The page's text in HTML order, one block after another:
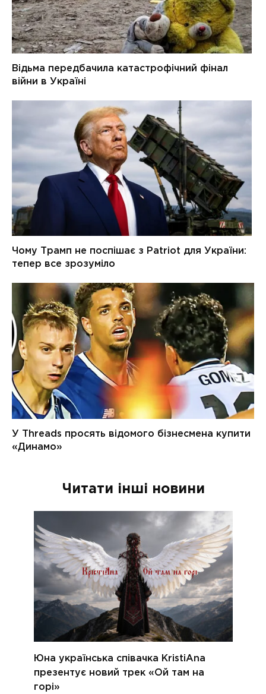
Читати інші новини
Юна українська співачка KristiAna
презентує новий трек «Ой там на
горі»